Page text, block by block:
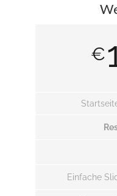
€
Einfache